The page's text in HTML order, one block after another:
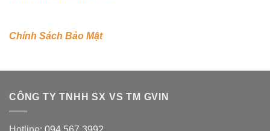
Chính Sách Bảo Mật
CÔNG TY TNHH SX VS TM GVIN